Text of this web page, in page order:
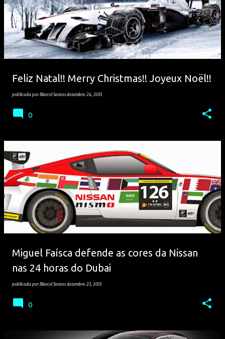
Feliz Natal!! Merry Christmas!! Joyeux Noël!!
publicada porMarcel Santos dezembro 24, 2013
0
Miguel Faísca defende as cores da Nissan
nas 24 horas do Dubai
publicada porMarcel Santos dezembro 23, 2013
0